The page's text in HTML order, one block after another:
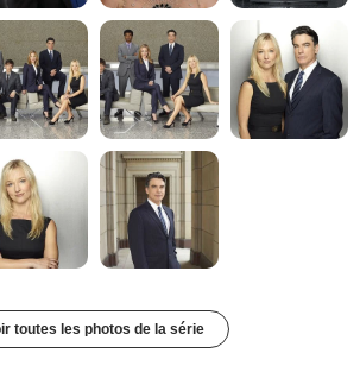
toutes les photos de la série